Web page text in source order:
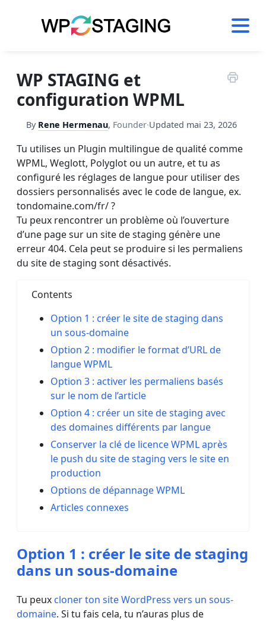
WP STAGING et
configuration WPML
By Rene Hermenau, Founder·Updated mai 23, 2026
Tu utilises un Plugin multilingue de qualité comme
WPML, Weglott, Polyglot ou un autre, et tu as
configuré les réglages de langue pour utiliser des
dossiers personnalisés avec le code de langue, ex.
tondomaine.com/fr/ ?
Tu peux rencontrer un problème où l’ouverture
d’une page sur un site de staging génère une
erreur 404. Cela peut se produire si les permaliens
du site de staging sont désactivés.
Contents
Option 1 : créer le site de staging dans
un sous-domaine
Option 2 : modifier le format d’URL de
langue WPML
Option 3 : activer les permaliens basés
sur le nom de l’article
Option 4 : créer un site de staging avec
des domaines différents par langue
Conserver la clé de licence WPML après
le push du site de staging vers le site en
production
Options de dépannage WPML
Articles connexes
Option 1 : créer le site de staging
dans un sous-domaine
Tu peux cloner ton site WordPress vers un sous-
domaine. Si tu fais cela, tu n’auras plus de